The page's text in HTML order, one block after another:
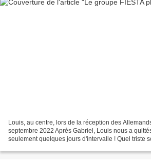
Louis, au centre, lors de la réception des
septembre 2022 Après Gabriel, Louis nous a
seulement quelques jours d'intervalle ! Quel triste